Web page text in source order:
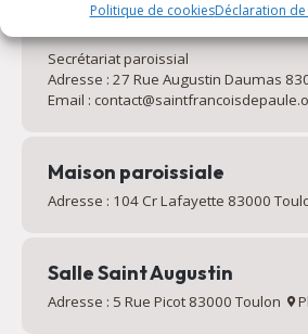
Politique de cookiesDéclaration
Secrétariat paroissial
Adresse : 27 Rue Augustin Daumas
Email :
Maison paroissiale
Adresse : 104 Cr Lafayette 83000
Salle Saint Augustin
Adresse : 5 Rue Picot 83000 Toulon